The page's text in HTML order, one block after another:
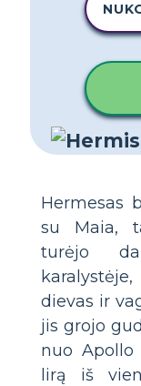
Hermesas
su Maia,
turėjo
dievas ir
jis grojo
nuo Apollo
lirą iš